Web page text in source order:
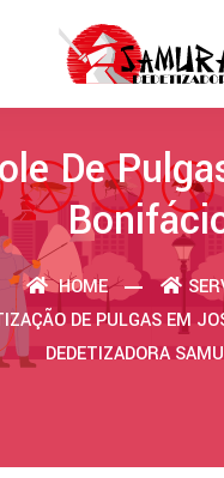
De
HOME
DE PULGAS EM
DEDETIZADORA